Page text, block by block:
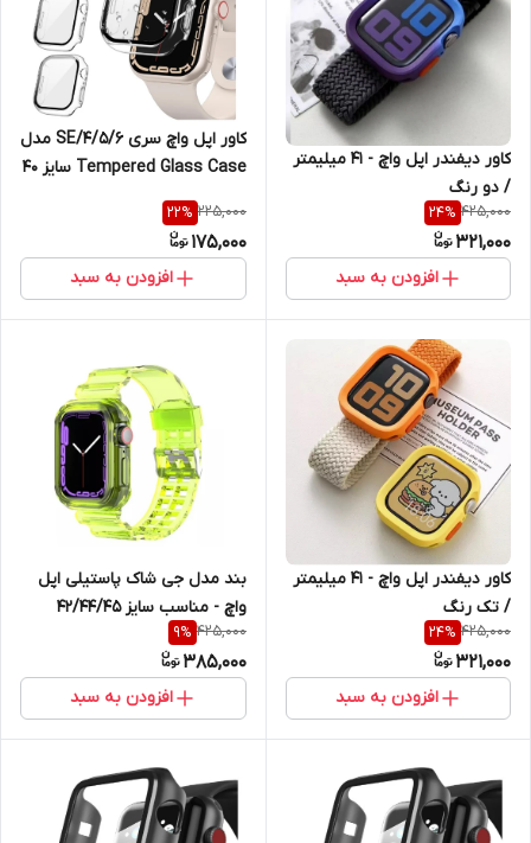
کاور دیفندر اپل واچ - 41 میلیمتر
/ دو رنگ
425,000
24%
321,000
افزودن به سبد
کاور اپل واچ سری 4/5/6/SE مدل
Tempered Glass Case سایز 40
میلی متری / شفاف
225,000
22%
175,000
افزودن به سبد
کاور دیفندر اپل واچ - 41 میلیمتر
/ تک رنگ
425,000
24%
321,000
افزودن به سبد
بند مدل جی شاک پاستیلی اپل
واچ - مناسب سایز 42/44/45
میلیمتر
425,000
9%
385,000
افزودن به سبد